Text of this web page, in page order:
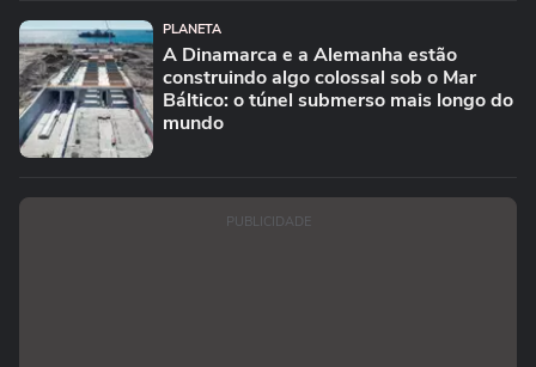
PLANETA
A Dinamarca e a Alemanha estão
construindo algo colossal sob o Mar
Báltico: o túnel submerso mais longo do
mundo
PUBLICIDADE